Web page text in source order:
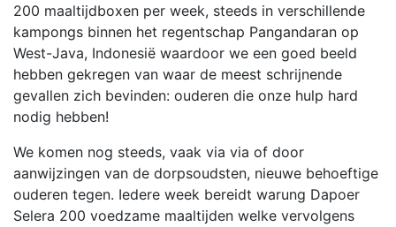
200 maaltijdboxen per week, steeds in verschillende
kampongs binnen het regentschap Pangandaran op
West-Java, Indonesië waardoor we een goed beeld
hebben gekregen van waar de meest schrijnende
gevallen zich bevinden: ouderen die onze hulp hard
nodig hebben!
We komen nog steeds, vaak via via of door
aanwijzingen van de dorpsoudsten, nieuwe behoeftige
ouderen tegen. Iedere week bereidt warung Dapoer
Selera 200 voedzame maaltijden welke vervolgens